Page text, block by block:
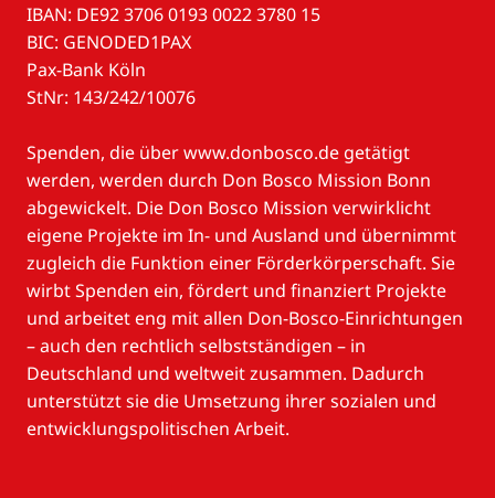
IBAN: DE92 3706 0193 0022 3780 15
BIC: GENODED1PAX
Pax-Bank Köln
StNr: 143/242/10076
Spenden, die über www.donbosco.de getätigt
werden, werden durch Don Bosco Mission Bonn
abgewickelt. Die Don Bosco Mission verwirklicht
eigene Projekte im In- und Ausland und übernimmt
zugleich die Funktion einer Förderkörperschaft. Sie
wirbt Spenden ein, fördert und finanziert Projekte
und arbeitet eng mit allen Don-Bosco-Einrichtungen
– auch den rechtlich selbstständigen – in
Deutschland und weltweit zusammen. Dadurch
unterstützt sie die Umsetzung ihrer sozialen und
entwicklungspolitischen Arbeit.